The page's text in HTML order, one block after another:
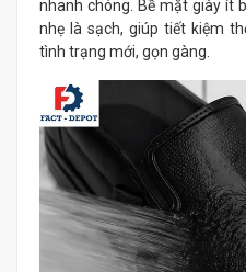
nhanh chóng. Bề mặt giày ít
nhẹ là sạch, giúp tiết kiệm
tình trạng mới, gọn gàng.